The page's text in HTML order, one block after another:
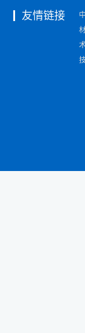
友情链接